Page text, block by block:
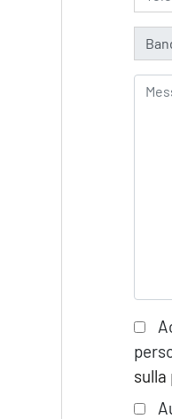
sulla